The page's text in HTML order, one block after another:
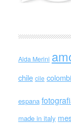
Alda Merini
chile cile
espana
made in italy